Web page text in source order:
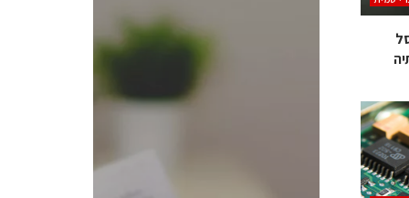
כנסים ואירועים